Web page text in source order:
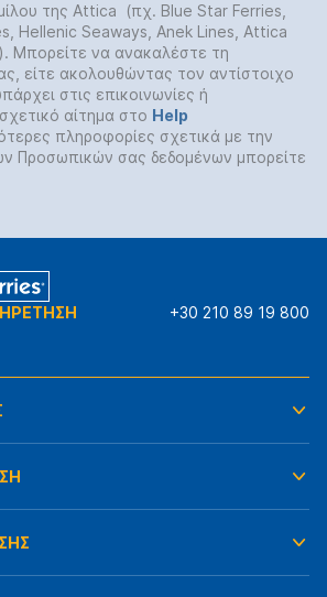
της Attica (πχ. Blue Star Ferries,
Hellenic Seaways, Anek Lines, Attica
Μπορείτε να ανακαλέστε τη
είτε ακολουθώντας τον αντίστοιχο
στις επικοινωνίες ή
αίτημα στο Help
πληροφορίες σχετικά με την
Προσωπικών σας δεδομένων μπορείτε
+30 210 89 19 800